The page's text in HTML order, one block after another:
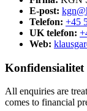
E-post:
Telefon: +45
UK telefon:
Web:
Konfidensialitet
All enquiries are
comes to financial